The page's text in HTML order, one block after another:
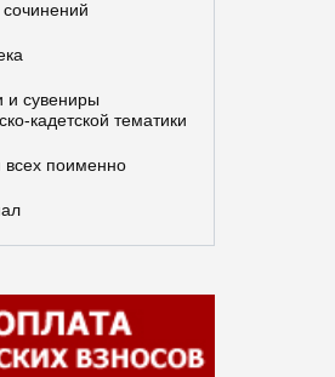
сочинений
и сувениры
кадетской тематики
поименно